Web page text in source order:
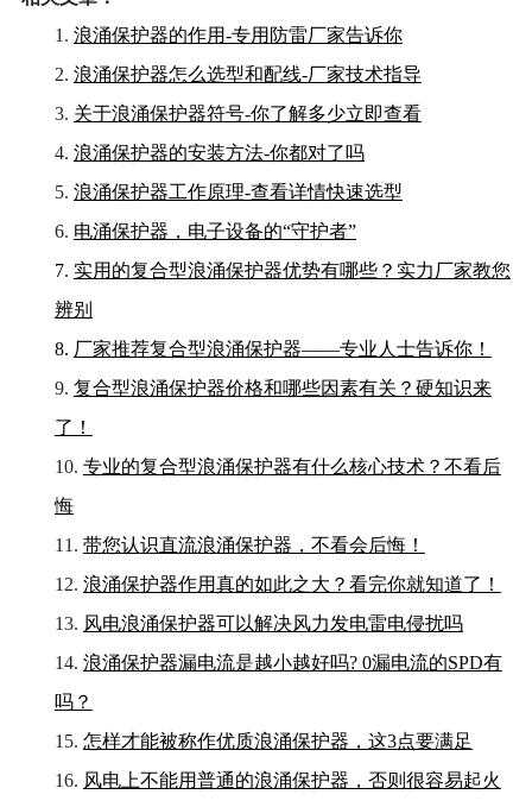
1. 浪涌保护器的作用-专用防雷厂家告诉你
2. 浪涌保护器怎么选型和配线-厂家技术指导
3. 关于浪涌保护器符号-你了解多少立即查看
4. 浪涌保护器的安装方法-你都对了吗
5. 浪涌保护器工作原理-查看详情快速选型
6. 电涌保护器，电子设备的“守护者”
7. 实用的复合型浪涌保护器优势有哪些？实力厂家教您
辨别
8. 厂家推荐复合型浪涌保护器——专业人士告诉你！
9. 复合型浪涌保护器价格和哪些因素有关？硬知识来
了！
10. 专业的复合型浪涌保护器有什么核心技术？不看后
悔
11. 带您认识直流浪涌保护器，不看会后悔！
12. 浪涌保护器作用真的如此之大？看完你就知道了！
13. 风电浪涌保护器可以解决风力发电雷电侵扰吗
14. 浪涌保护器漏电流是越小越好吗? 0漏电流的SPD有
吗？
15. 怎样才能被称作优质浪涌保护器，这3点要满足
16. 风电上不能用普通的浪涌保护器，否则很容易起火